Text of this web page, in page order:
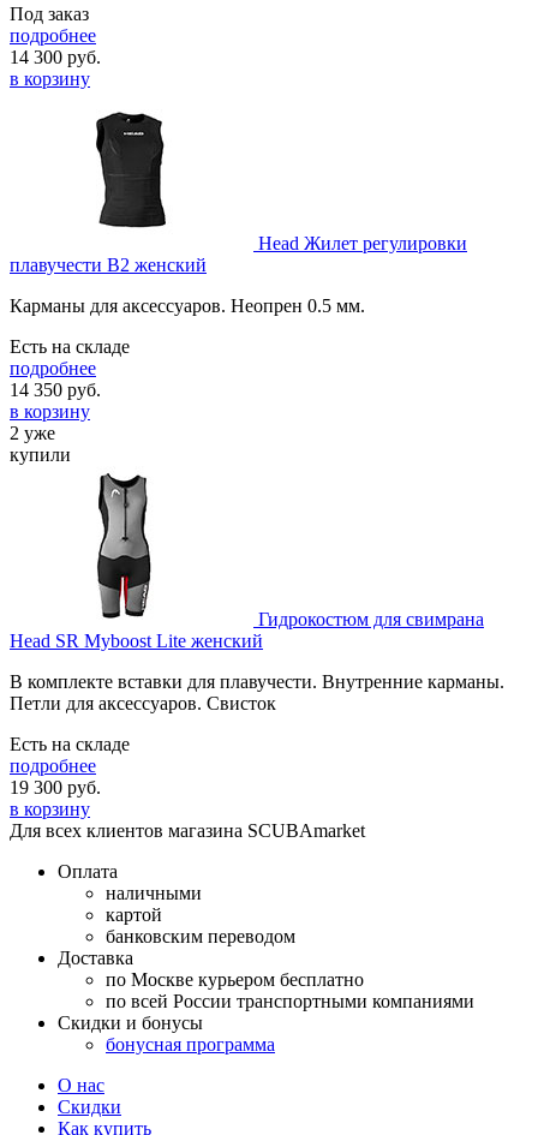
Под заказ
подробнее
14 300 руб.
в корзину
Head Жилет регулировки
плавучести B2 женский
Карманы для аксессуаров. Неопрен 0.5 мм.
Есть на складе
подробнее
14 350 руб.
в корзину
2 уже
купили
Гидрокостюм для свимрана
Head SR Myboost Lite женский
В комплекте вставки для плавучести. Внутренние карманы.
Петли для аксессуаров. Свисток
Есть на складе
подробнее
19 300 руб.
в корзину
Для всех клиентов магазина SCUBAmarket
Оплата
наличными
картой
банковским переводом
Доставка
по Москве курьером бесплатно
по всей России транспортными компаниями
Скидки и бонусы
бонусная программа
О нас
Скидки
Как купить